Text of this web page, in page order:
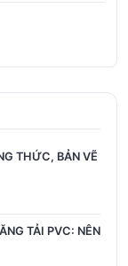
THỨC, BẢN VẼ
TẢI PVC: NÊN